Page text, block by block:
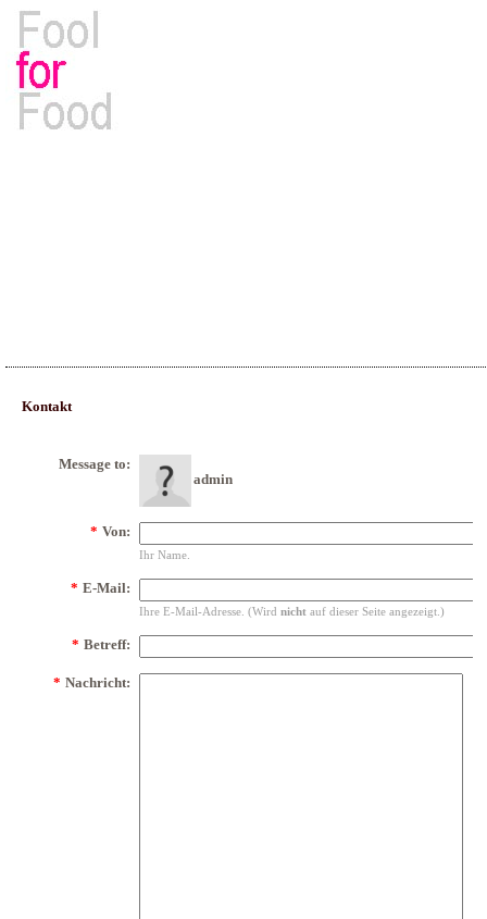
Kontakt
Message to:
admin
* Von:
Ihr Name.
* E-Mail:
Ihre E-Mail-Adresse. (Wird nicht auf dieser Seite angezeigt.)
* Betreff:
* Nachricht: